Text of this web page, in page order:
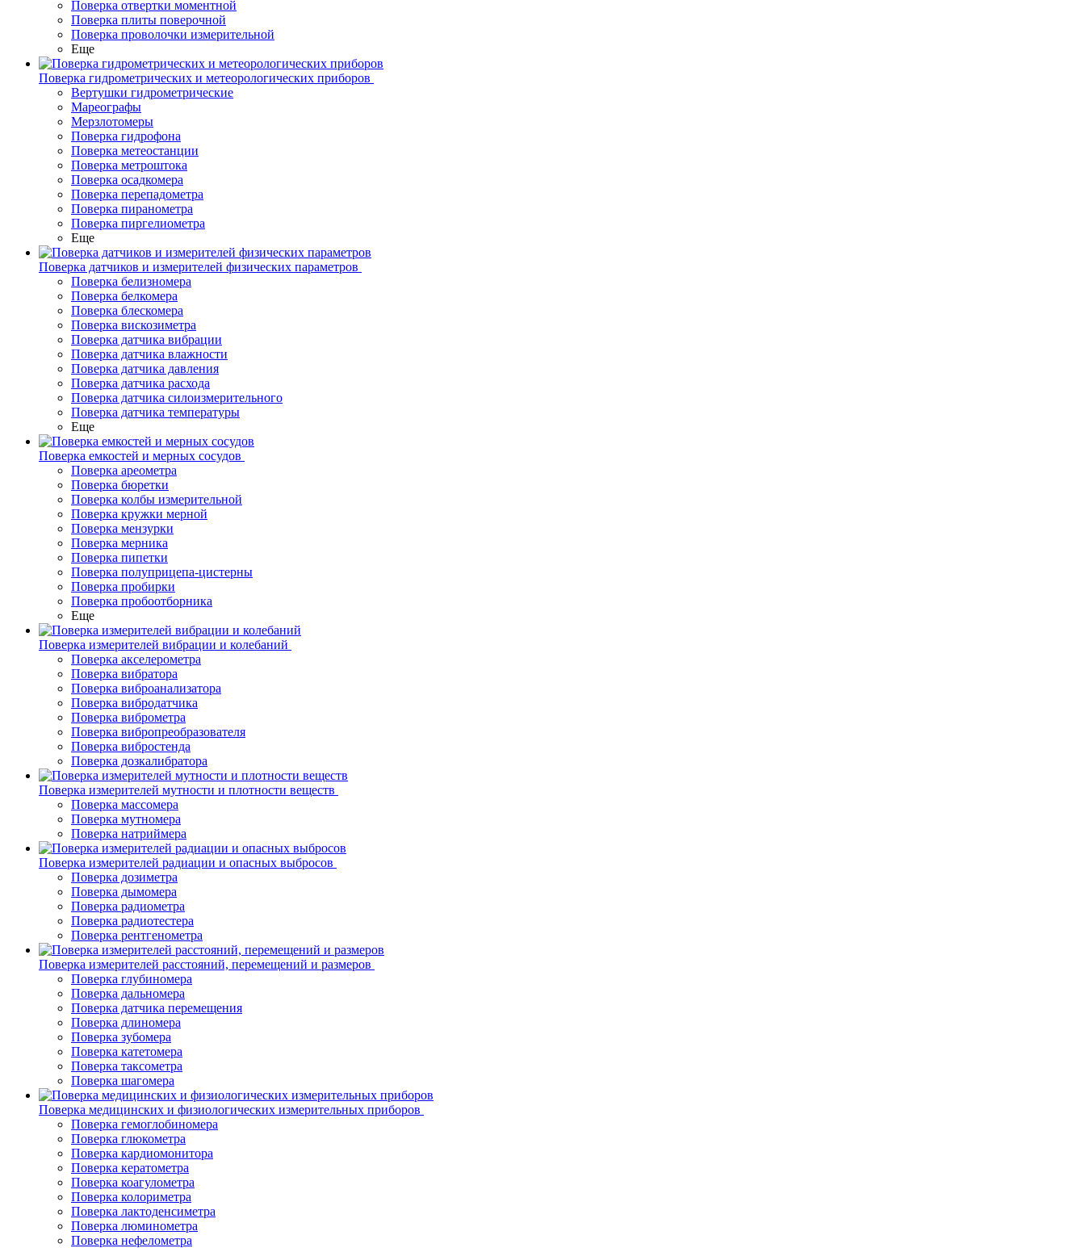
Поверка отвертки моментной
Поверка плиты поверочной
Поверка проволочки измерительной
Еще
Поверка гидрометрических и метеорологических приборов
Вертушки гидрометрические
Мареографы
Мерзлотомеры
Поверка гидрофона
Поверка метеостанции
Поверка метроштока
Поверка осадкомера
Поверка перепадометра
Поверка пиранометра
Поверка пиргелиометра
Еще
Поверка датчиков и измерителей физических параметров
Поверка белизномера
Поверка белкомера
Поверка блескомера
Поверка вискозиметра
Поверка датчика вибрации
Поверка датчика влажности
Поверка датчика давления
Поверка датчика расхода
Поверка датчика силоизмерительного
Поверка датчика температуры
Еще
Поверка емкостей и мерных сосудов
Поверка ареометра
Поверка бюретки
Поверка колбы измерительной
Поверка кружки мерной
Поверка мензурки
Поверка мерника
Поверка пипетки
Поверка полуприцепа-цистерны
Поверка пробирки
Поверка пробоотборника
Еще
Поверка измерителей вибрации и колебаний
Поверка акселерометра
Поверка вибратора
Поверка виброанализатора
Поверка вибродатчика
Поверка виброметра
Поверка вибропреобразователя
Поверка вибростенда
Поверка дозкалибратора
Поверка измерителей мутности и плотности веществ
Поверка массомера
Поверка мутномера
Поверка натриймера
Поверка измерителей радиации и опасных выбросов
Поверка дозиметра
Поверка дымомера
Поверка радиометра
Поверка радиотестера
Поверка рентгенометра
Поверка измерителей расстояний, перемещений и размеров
Поверка глубиномера
Поверка дальномера
Поверка датчика перемещения
Поверка длиномера
Поверка зубомера
Поверка катетомера
Поверка таксометра
Поверка шагомера
Поверка медицинских и физиологических измерительных приборов
Поверка гемоглобиномера
Поверка глюкометра
Поверка кардиомонитора
Поверка кератометра
Поверка коагулометра
Поверка колориметра
Поверка лактоденсиметра
Поверка люминометра
Поверка нефелометра